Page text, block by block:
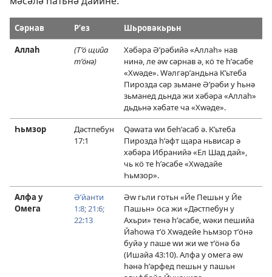
Сәрнав Рʹез
Шьровәкьрьн
Аллаһ
(Тʹӧ щийа
тʹӧнә)
Хәбәра Әʹрәбийә «Аллаһ» нав
нинә, ле әԝ сәрнав ә, кӧ те һʹәсабе
«Хԝәде». Ԝәлгәрʹандьна Кʹьтеба
Пирозда сәр зьмане Әʹрәби у һьнә
зьманед дьнда жи хәбәра «Аллаһ»
дьдьнә хәбате ча «Хԝәде».
Һьмзор
Дәстпебун
17:1
Ԛәԝата ԝи беһʹәсаб ә. Кʹьтеба
Пирозда һʹәфт щара ньвисар ә
хәбәра Ибранийә «Ел Шад дай»,
чь кӧ те һʹәсабе «Хԝәдайе
Һьмзор».
Алфа у
Омега
Әʹйанти
1:8;21:6;
22:13
Әԝ гьли готьн «Йе Пешьн у Йе
Пашьн» ӧса жи «Дәстпебун у
Ахьри» тенә һʹәсабе, ԝәки пешийа
Йаһоԝа тʹӧ Хԝәдейе Һьмзор тʹӧнә
буйә у паше ԝи жи ԝе тʹӧнә бә
(Ишайа 43:10). Алфа у омега әԝ
һәнә һʹәрфед пешьн у пашьн